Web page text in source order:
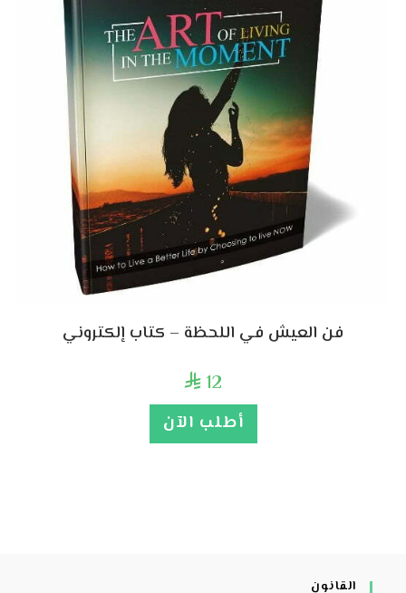
فن العيش في اللحظة – كتاب إلكتروني
12
أطلب الآن
القانون